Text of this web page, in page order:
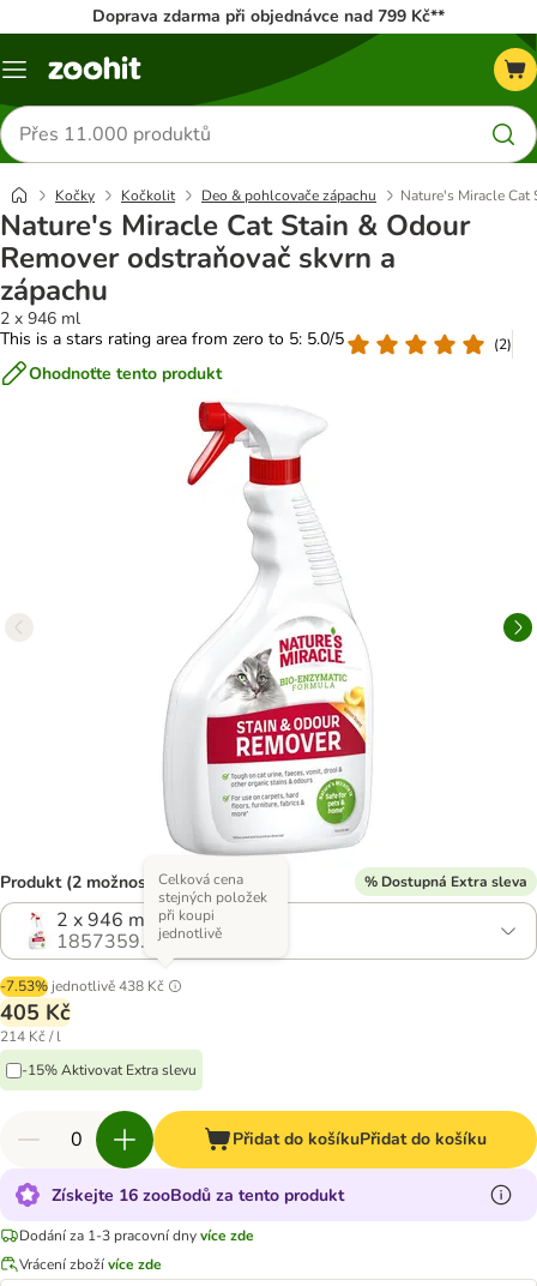
Doprava zdarma při objednávce nad 799 Kč**
Menu
Hledat
produkty
Kočky Kočkolit Deo & pohlcovače zápachu Nature's Miracle Cat
Nature's Miracle Cat Stain & Odour
Remover odstraňovač skvrn a
zápachu
2 x 946 ml
This is a stars rating area from zero to 5: 5.0/5
(2)
Ohodnoťte tento produkt
Produkt (2 možností) % Dostupná Extra sleva
2 x 946 ml
1857359.0
-7.53% jednotlivě438 Kč
Celková cena
stejných položek
při koupi
jednotlivě
405 Kč
214 Kč / l
-15% Aktivovat Extra slevu
Přidat do košíkuPřidat do košíku
Získejte 16 zooBodů za tento produkt
Dodání za 1-3 pracovní dnyvíce zde
Vrácení zbožívíce zde